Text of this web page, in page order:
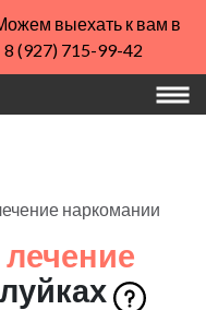
выехать к вам в
8 (927) 715-99-42
наркомании